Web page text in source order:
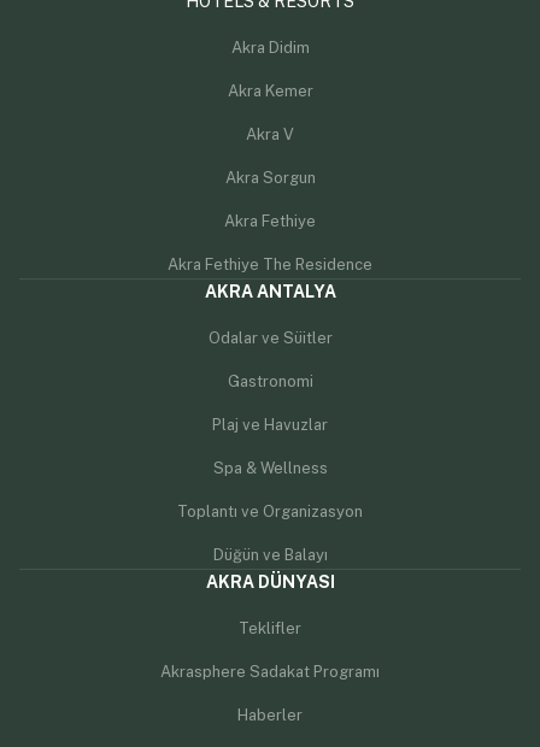
Akra Didim
Akra Kemer
Akra V
Akra Sorgun
Akra Fethiye
Akra Fethiye The Residence
AKRA ANTALYA
Odalar ve Süitler
Gastronomi
Plaj ve Havuzlar
Spa & Wellness
Toplantı ve Organizasyon
Düğün ve Balayı
AKRA DÜNYASI
Teklifler
Akrasphere Sadakat Programı
Haberler